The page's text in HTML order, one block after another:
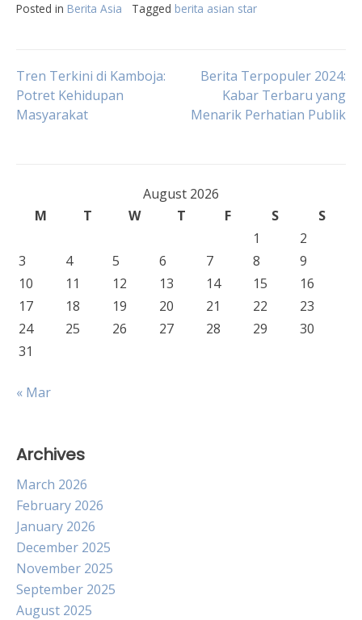
Posted in Berita Asia Tagged berita asian star
Post
navigation
Tren Terkini di Kamboja:
Potret Kehidupan
Masyarakat
Berita Terpopuler 2024:
Kabar Terbaru yang
Menarik Perhatian Publik
August 2026
M
T W T F S
S
1
2
3
4 5 6 7 8
9
10
11 12 13 14 15
16
17
18 19 20 21 22
23
24
25 26 27 28 29
30
31
« Mar
Archives
March 2026
February 2026
January 2026
December 2025
November 2025
September 2025
August 2025